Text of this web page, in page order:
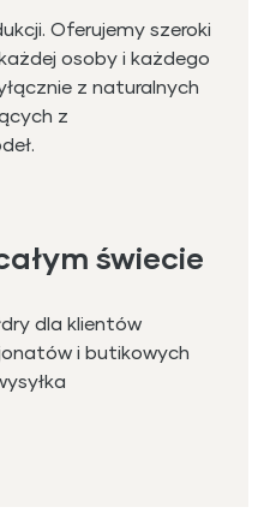
Oferujemy szeroki
osoby i każdego
z naturalnych
z
świecie
dla klientów
i butikowych